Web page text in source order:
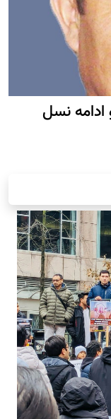
ادامه نسل